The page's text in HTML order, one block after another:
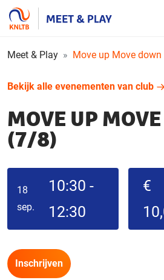
Service
menu
Meet & Play Move up Move
Bekijk alle evenementen van club
MOVE UP MOVE
(7/8)
18
sep.
10:30 -
12:30
€
Inschrijven